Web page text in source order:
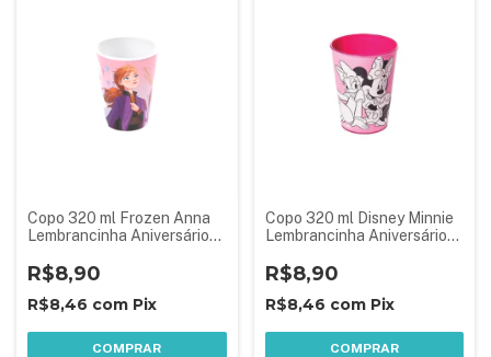
Copo 320 ml Frozen Anna
Lembrancinha Aniversário
R$8,90
R$8,46 com Pix
COMPRAR
Copo 320 ml Disney Minnie
Lembrancinha Aniversário
R$8,90
R$8,46 com Pix
COMPRAR